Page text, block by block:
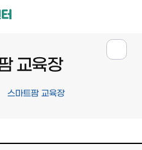
교육장
스마트팜 교육장